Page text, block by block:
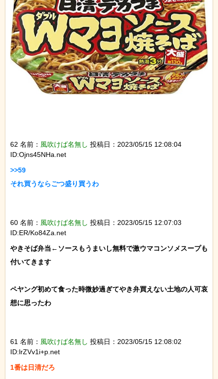
62 名前： 風吹けば名無し 投稿日：2023/05/15 12:08:04
ID:Ojns45NHa.net
>>59
それ買うならごつ盛り買うわ
60 名前： 風吹けば名無し 投稿日：2023/05/15 12:07:03
ID:ER/Ko84Za.net
やきそば弁当←ソースもうまいし無料で激ウマコンソメスープも
付いてきます
ペヤング初めて食った時微妙過ぎてやき弁買えない土地の人可哀
想に思ったわ
61 名前： 風吹けば名無し 投稿日：2023/05/15 12:08:02
ID:lrZVv1i+p.net
1番は日清だろ